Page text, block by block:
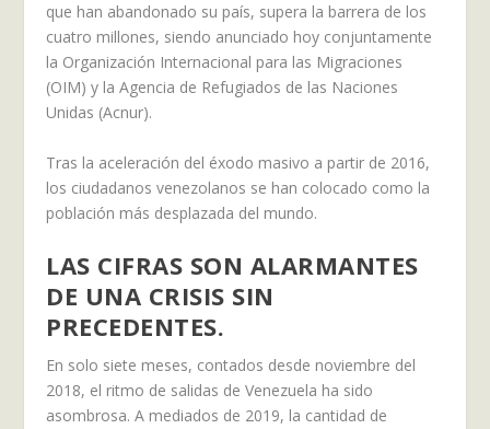
que han abandonado su país, supera la barrera de los
cuatro millones, siendo anunciado hoy conjuntamente
la Organización Internacional para las Migraciones
(OIM) y la Agencia de Refugiados de las Naciones
Unidas (Acnur).
Tras la aceleración del éxodo masivo a partir de 2016,
los ciudadanos venezolanos se han colocado como la
población más desplazada del mundo.
LAS CIFRAS SON ALARMANTES
DE UNA CRISIS SIN
PRECEDENTES.
En solo siete meses, contados desde noviembre del
2018, el ritmo de salidas de Venezuela ha sido
asombrosa. A mediados de 2019, la cantidad de